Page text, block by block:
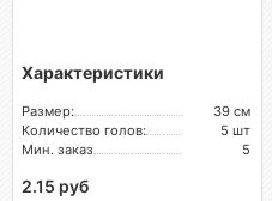
Характеристики
Размер:
39 см
Количество голов:
5 шт
Мин. заказ
5
2.15 руб